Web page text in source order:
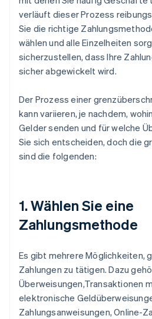
verläuft dieser Prozess
Sie die richtige
wählen und alle Einzelheiten
sicherzustellen, dass Ihre
sicher abgewickelt wird.
Der Prozess einer
kann variieren, je nachdem,
Gelder senden und für welche
Sie sich entscheiden, doch die
sind die folgenden:
1. Wählen Sie eine
Zahlungsmethode
Es gibt mehrere Möglichkeiten,
Zahlungen zu tätigen. Dazu
Überweisungen,Transaktionen
elektronische
Zahlungsanweisungen, Online-